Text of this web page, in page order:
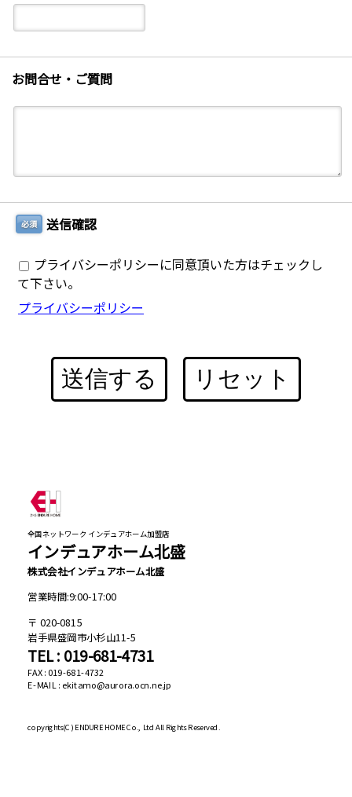
お問合せ・ご質問
必須 送信確認
プライバシーポリシーに同意頂いた方はチェックし
て下さい。
プライバシーポリシー
送信する リセット
全国ネットワーク インデュアホーム加盟店
インデュアホーム北盛
株式会社インデュアホーム北盛
営業時間:9:00-17:00
020-0815
岩手県盛岡市小杉山11-5
TEL : 019-681-4731
FAX : 019-681-4732
E-MAIL : ekitamo@aurora.ocn.ne.jp
copyrights(C)ENDURE HOME Co., Ltd All Rights Reserved.